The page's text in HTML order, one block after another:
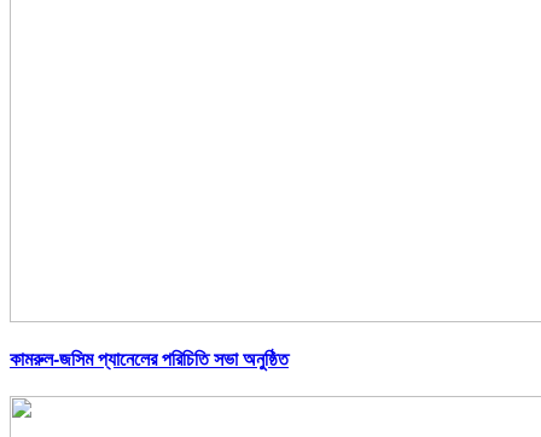
কামরুল-জসিম প্যানেলের পরিচিতি সভা অনুষ্ঠিত